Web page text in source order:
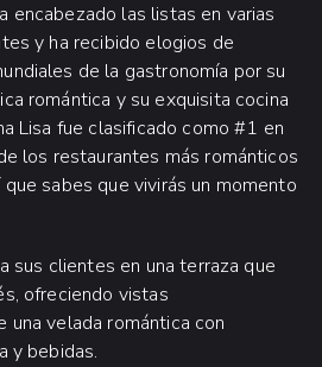
encabezado las listas en varias
y ha recibido elogios de
de la gastronomía por su
romántica y su exquisita cocina
Lisa fue clasificado como #1 en
los restaurantes más románticos
que sabes que vivirás un momento
sus clientes en una terraza que
ofreciendo vistas
una velada romántica con
y bebidas.